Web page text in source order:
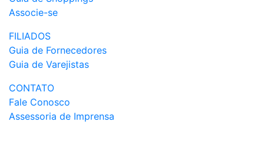
Associe-se
FILIADOS
Guia de Fornecedores
Guia de Varejistas
CONTATO
Fale Conosco
Assessoria de Imprensa